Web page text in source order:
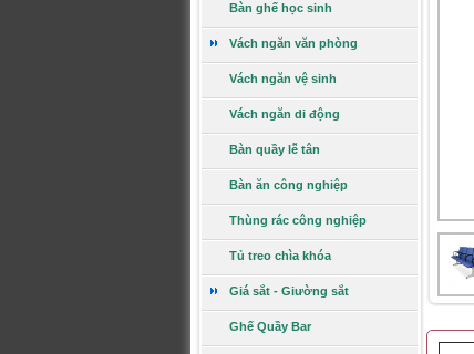
Bàn ghế học sinh
Vách ngăn văn phòng
Vách ngăn vệ sinh
Vách ngăn di động
Bàn quầy lễ tân
Bàn ăn công nghiệp
Thùng rác công nghiệp
Tủ treo chìa khóa
Giá sắt - Giường sắt
Ghế Quầy Bar
Ghế gấp GG09
Giá: 460.000 VNĐ
Ghế gấp GG04B-M